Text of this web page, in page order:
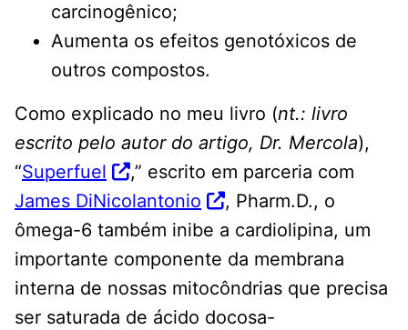
carcinogênico;
Aumenta os efeitos genotóxicos de
outros compostos.
Como explicado no meu livro (nt.: livro
escrito pelo autor do artigo, Dr. Mercola),
“Superfuel
,” escrito em parceria com
James DiNicolantonio
, Pharm.D., o
ômega-6 também inibe a cardiolipina, um
importante componente da membrana
interna de nossas mitocôndrias que precisa
ser saturada de ácido docosa-